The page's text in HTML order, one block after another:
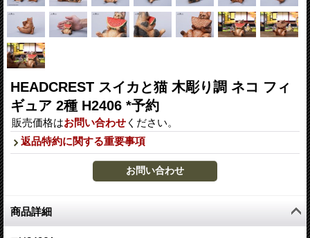
HEADCREST スイカと猫 木彫り調 ネコ フィ
ギュア 2種 H2406 *予約
販売価格はお問い合わせ ください。
返品特約に関する重要事項
商品詳細